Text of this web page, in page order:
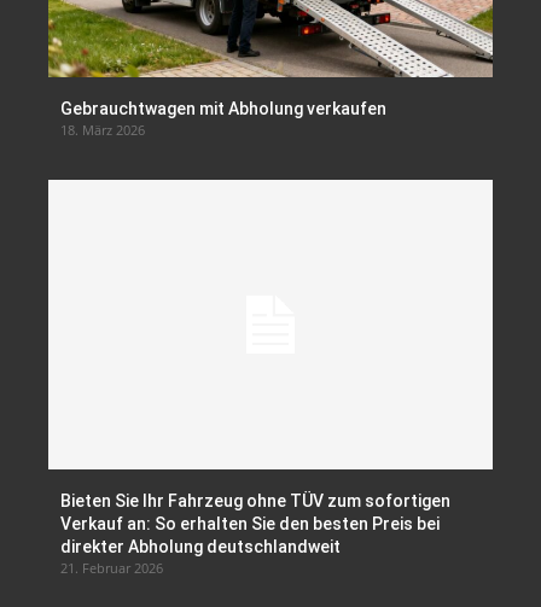
Gebrauchtwagen mit Abholung verkaufen
18. März 2026
Bieten Sie Ihr Fahrzeug ohne TÜV zum sofortigen
Verkauf an: So erhalten Sie den besten Preis bei
direkter Abholung deutschlandweit
21. Februar 2026